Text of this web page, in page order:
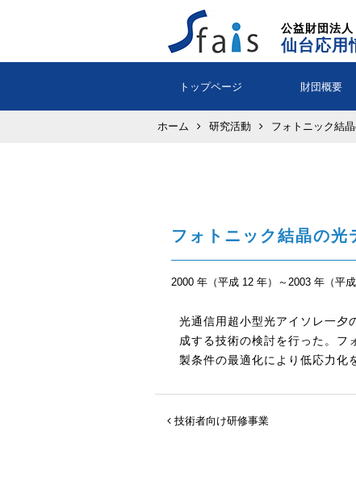
公益財団法人
仙台応用
トップページ 財団概要
ホーム 研究活動 フォトニック結
フォトニック結晶の光
2000 年（平成 12 年）～2003 年（平成
光通信用超小型光アイソレ一夕
成する技術の検討を行った。フ
製条件の最適化により低応力化
技術者向け研修事業